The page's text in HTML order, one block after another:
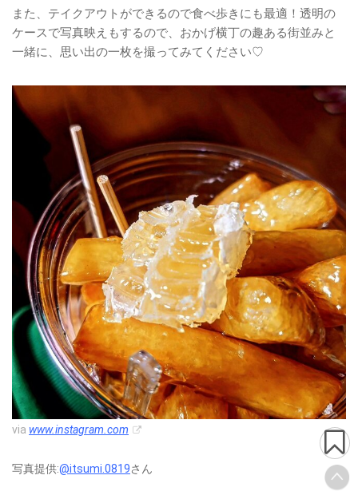
また、テイクアウトができるので食べ歩きにも最適！透明の
ケースで写真映えもするので、おかげ横丁の趣ある街並みと
一緒に、思い出の一枚を撮ってみてください♡
via www.instagram.com
写真提供:@itsumi.0819さん